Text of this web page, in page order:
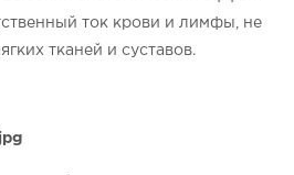
ток крови и лимфы, не
тканей и суставов.